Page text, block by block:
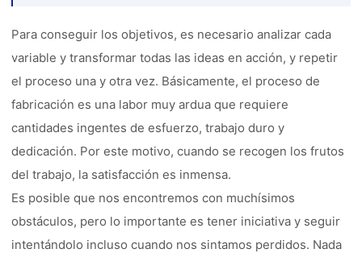
Para conseguir los objetivos, es necesario analizar cada
variable y transformar todas las ideas en acción, y repetir
el proceso una y otra vez. Básicamente, el proceso de
fabricación es una labor muy ardua que requiere
cantidades ingentes de esfuerzo, trabajo duro y
dedicación. Por este motivo, cuando se recogen los frutos
del trabajo, la satisfacción es inmensa.
Es posible que nos encontremos con muchísimos
obstáculos, pero lo importante es tener iniciativa y seguir
intentándolo incluso cuando nos sintamos perdidos. Nada